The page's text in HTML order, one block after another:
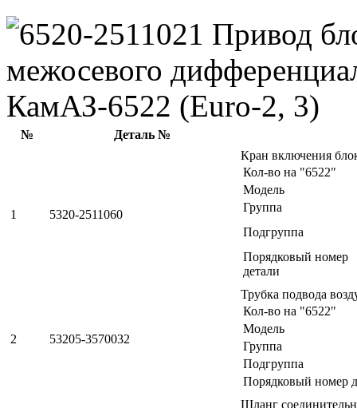
№ Деталь №
1 5320-2511060
Кран включения
Кол-во на "6522"
Модель
Группа
Подгруппа
Порядковый номер
детали
2 53205-3570032
Трубка подвода
Кол-во на "6522"
Модель
Группа
Подгруппа
Порядковый номер
Шланг